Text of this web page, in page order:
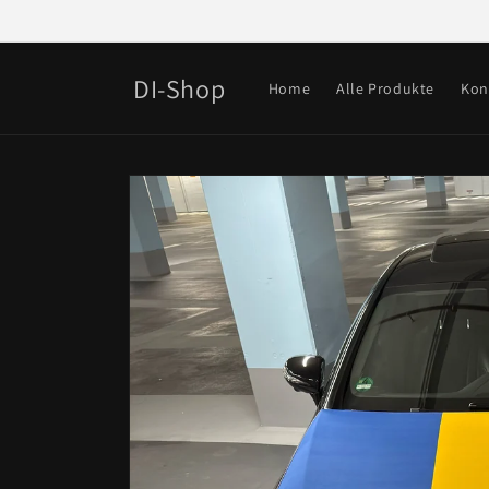
Inhalt
DI-Shop Home Alle Produkte
Zu
Produktinformationen
springen